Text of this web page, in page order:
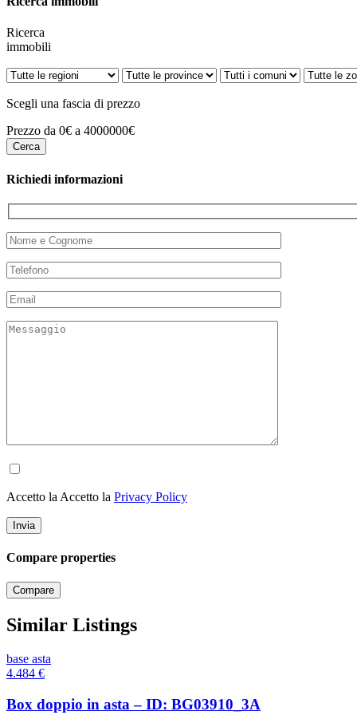
Ricerca
immobili
Scegli una fascia di prezzo
Prezzo da 0€ a 4000000€
Richiedi informazioni
Accetto la Accetto la Privacy Policy
Compare properties
Compare
Similar Listings
base asta
4.484 €
Box doppio in asta – ID: BG03910_3A